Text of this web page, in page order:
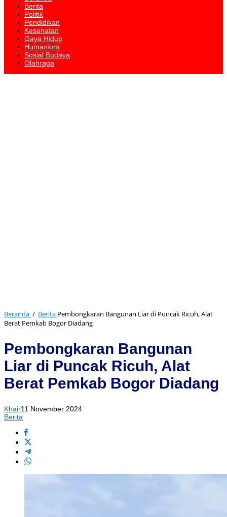
Berita
Politik
Pendidikan
Kesehatan
Gaya Hidup
Humaniora
Sosial Budaya
Olahraga
Beranda / Berita Pembongkaran Bangunan Liar di Puncak Ricuh, Alat
Berat Pemkab Bogor Diadang
Pembongkaran Bangunan
Liar di Puncak Ricuh, Alat
Berat Pemkab Bogor Diadang
Khair11 November 2024
Berita